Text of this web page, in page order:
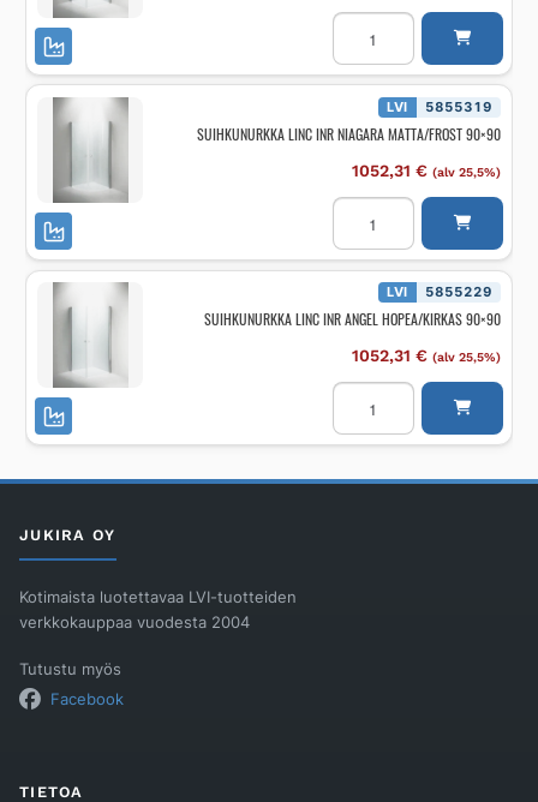
SUIHKUNURKKA
LINC
ANGEL
HOPEA/KIRKAS
100x100
määrä
LVI 5855319
SUIHKUNURKKA LINC INR NIAGARA MATTA/FROST 90×90
1052,31 € (alv 25,5%)
SUIHKUNURKKA
LINC
NIAGARA
MATTA/FROST
90x90
määrä
LVI 5855229
SUIHKUNURKKA LINC INR ANGEL HOPEA/KIRKAS 90×90
1052,31 € (alv 25,5%)
SUIHKUNURKKA
LINC
ANGEL
määrä
JUKIRA OY
Kotimaista luotettavaa LVI-tuotteiden
verkkokauppaa vuodesta 2004
Tutustu myös
Facebook
TIETOA